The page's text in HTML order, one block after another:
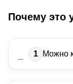
Почему это
1 Можно